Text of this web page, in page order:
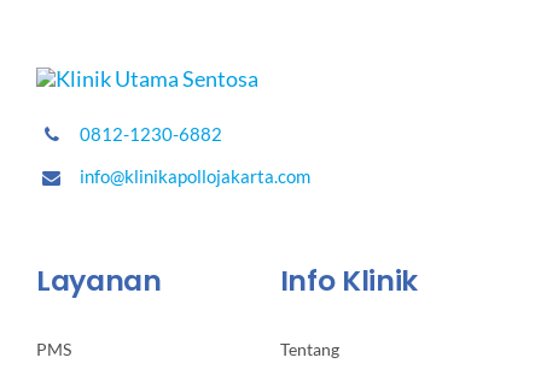
0812-1230-6882
info@klinikapollojakarta.com
Layanan
PMS
Info Klinik
Tentang